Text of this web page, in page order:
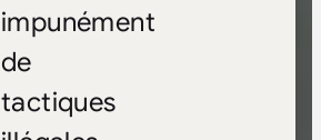
impunément
de
tactiques